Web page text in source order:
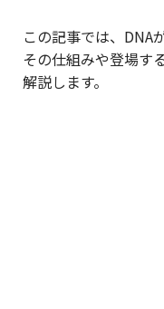
この記事では、DNA
その仕組みや登場す
解説します。